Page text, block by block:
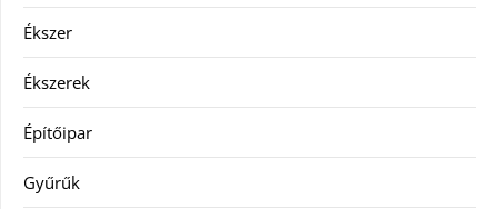
Ékszer
Ékszerek
Építőipar
Gyűrűk